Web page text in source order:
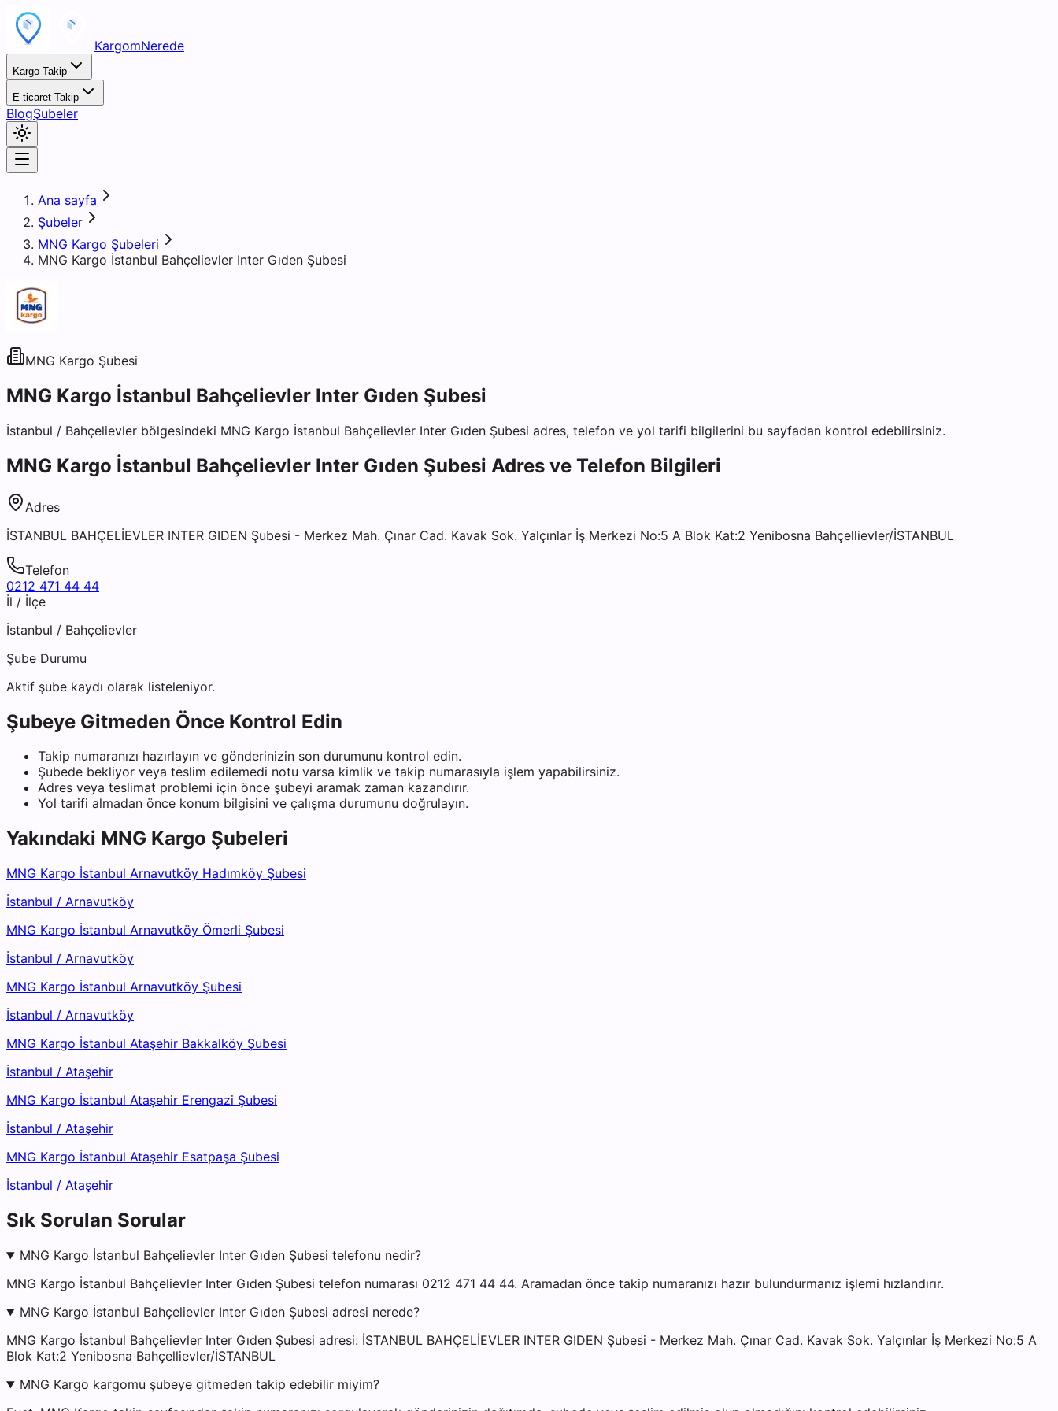
KargomNerede
Kargo Takip
E-ticaret Takip
BlogŞubeler
Ana sayfa
Şubeler
MNG Kargo Şubeleri
MNG Kargo İstanbul Bahçelievler Inter Gıden Şubesi
MNG Kargo Şubesi
MNG Kargo İstanbul Bahçelievler Inter Gıden Şubesi
İstanbul / Bahçelievler bölgesindeki MNG Kargo İstanbul Bahçelievler Inter Gıden Şubesi adres, telefon ve yol tarifi bilgilerini bu sayfadan kontrol edebilirsiniz.
MNG Kargo İstanbul Bahçelievler Inter Gıden Şubesi Adres ve Telefon Bilgileri
Adres
İSTANBUL BAHÇELİEVLER INTER GIDEN Şubesi - Merkez Mah. Çınar Cad. Kavak Sok. Yalçınlar İş Merkezi No:5 A Blok Kat:2 Yenibosna Bahçellievler/İSTANBUL
Telefon
0212 471 44 44
İl / İlçe
İstanbul / Bahçelievler
Şube Durumu
Aktif şube kaydı olarak listeleniyor.
Şubeye Gitmeden Önce Kontrol Edin
Takip numaranızı hazırlayın ve gönderinizin son durumunu kontrol edin.
Şubede bekliyor veya teslim edilemedi notu varsa kimlik ve takip numarasıyla işlem yapabilirsiniz.
Adres veya teslimat problemi için önce şubeyi aramak zaman kazandırır.
Yol tarifi almadan önce konum bilgisini ve çalışma durumunu doğrulayın.
Yakındaki MNG Kargo Şubeleri
MNG Kargo İstanbul Arnavutköy Hadımköy Şubesi
İstanbul / Arnavutköy
MNG Kargo İstanbul Arnavutköy Ömerli Şubesi
İstanbul / Arnavutköy
MNG Kargo İstanbul Arnavutköy Şubesi
İstanbul / Arnavutköy
MNG Kargo İstanbul Ataşehir Bakkalköy Şubesi
İstanbul / Ataşehir
MNG Kargo İstanbul Ataşehir Erengazi Şubesi
İstanbul / Ataşehir
MNG Kargo İstanbul Ataşehir Esatpaşa Şubesi
İstanbul / Ataşehir
Sık Sorulan Sorular
MNG Kargo İstanbul Bahçelievler Inter Gıden Şubesi telefonu nedir?
MNG Kargo İstanbul Bahçelievler Inter Gıden Şubesi telefon numarası 0212 471 44 44. Aramadan önce takip numaranızı hazır bulundurmanız işlemi hızlandırır.
MNG Kargo İstanbul Bahçelievler Inter Gıden Şubesi adresi nerede?
MNG Kargo İstanbul Bahçelievler Inter Gıden Şubesi adresi: İSTANBUL BAHÇELİEVLER INTER GIDEN Şubesi - Merkez Mah. Çınar Cad. Kavak Sok. Yalçınlar İş Merkezi No:5 A
Blok Kat:2 Yenibosna Bahçellievler/İSTANBUL
MNG Kargo kargomu şubeye gitmeden takip edebilir miyim?